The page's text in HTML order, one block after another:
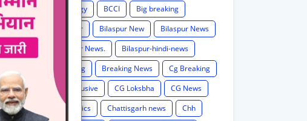
Astrology BCCI
Big breaking
Bilaspur
Bilaspur New
Bilaspur News
Bilaspur News.
Bilaspur-hindi-news
Breaking
Breaking News
Cg Breaking
CG exclusive
CG Loksbha
CG News
CG politics
Chattisgarh news
Chh